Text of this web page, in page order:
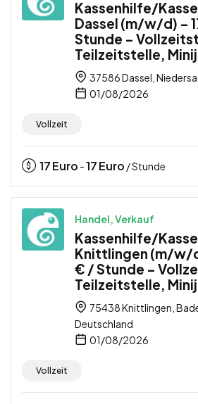
Kassenhilfe/
Dassel (m/w/d) –
Stunde –
Teilzeitstelle,
37586 Dassel,
01/08/2026
Vollzeit
17Euro -17Euro / Stunde
Handel, Verkauf
Kassenhilfe/
Knittlingen (m/w/
€ / Stunde –
Teilzeitstelle,
75438 Knittlingen,
Deutschland
01/08/2026
Vollzeit